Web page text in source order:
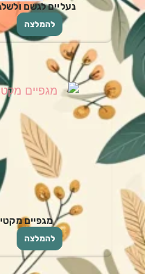
נעליים לגשם ולשלג
להמלצה
מגפיים
להמלצה